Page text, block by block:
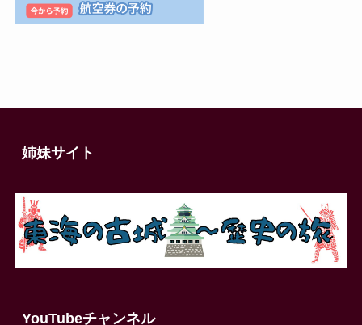
姉妹サイト
YouTubeチャンネル